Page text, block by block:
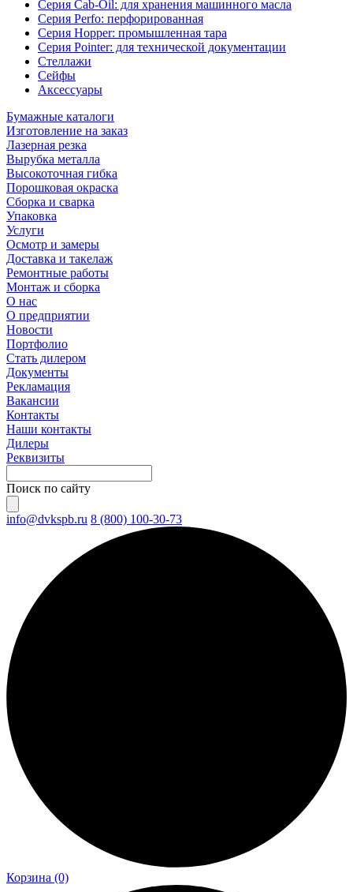
Серия Cab-Oil: для хранения машинного масла
Серия Perfo: перфорированная
Серия Hopper: промышленная тара
Серия Pointer: для технической документации
Стеллажи
Сейфы
Аксессуары
Бумажные каталоги
Изготовление на заказ
Лазерная резка
Вырубка металла
Высокоточная гибка
Порошковая окраска
Сборка и сварка
Упаковка
Услуги
Осмотр и замеры
Доставка и такелаж
Ремонтные работы
Монтаж и сборка
О нас
О предприятии
Новости
Портфолио
Стать дилером
Документы
Рекламация
Вакансии
Контакты
Наши контакты
Дилеры
Реквизиты
Поиск по сайту
info@dvkspb.ru 8 (800) 100-30-73
Корзина (0)